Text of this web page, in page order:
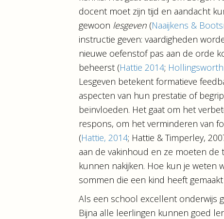
docent moet zijn tijd en aandacht
gewoon lesgeven (Naaijkens &
instructie geven: vaardigheden
nieuwe oefenstof pas aan de orde
beheerst (Hattie 2014;
Lesgeven betekent formatieve
aspecten van hun prestatie of
beïnvloeden. Het gaat om het
respons, om het verminderen van
(Hattie, 2014; Hattie & Timperley,
aan de vakinhoud en ze moeten
kunnen nakijken. Hoe kun je weten
sommen die een kind heeft
Als een school excellent onderwijs
Bijna alle leerlingen kunnen goed